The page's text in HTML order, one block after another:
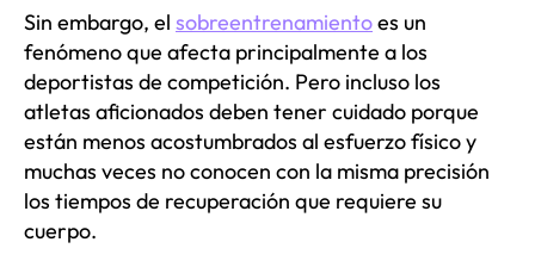
Sin embargo, el sobreentrenamientoes un
fenómeno que afecta principalmente a los
deportistas de competición. Pero incluso los
atletas aficionados deben tener cuidado porque
están menos acostumbrados al esfuerzo físico y
muchas veces no conocen con la misma precisión
los tiempos de recuperación que requiere su
cuerpo.